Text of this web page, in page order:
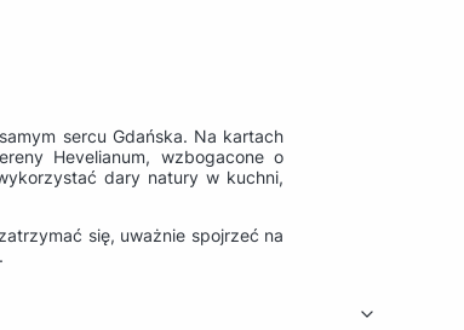
sercu Gdańska. Na kartach
Hevelianum, wzbogacone o
dary natury w kuchni,
się, uważnie spojrzeć na